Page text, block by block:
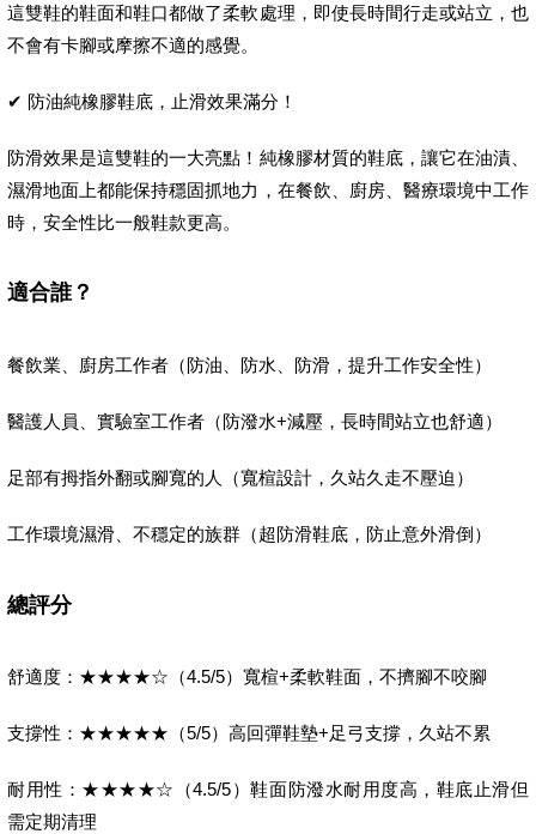
這雙鞋的鞋面和鞋口都做了柔軟處理，即使長時間行走或站立，也
不會有卡腳或摩擦不適的感覺。
✔ 防油純橡膠鞋底，止滑效果滿分！
防滑效果是這雙鞋的一大亮點！純橡膠材質的鞋底，讓它在油漬、
濕滑地面上都能保持穩固抓地力，在餐飲、廚房、醫療環境中工作
時，安全性比一般鞋款更高。
適合誰？
餐飲業、廚房工作者（防油、防水、防滑，提升工作安全性）
醫護人員、實驗室工作者（防潑水+減壓，長時間站立也舒適）
足部有拇指外翻或腳寬的人（寬楦設計，久站久走不壓迫）
工作環境濕滑、不穩定的族群（超防滑鞋底，防止意外滑倒）
總評分
舒適度：★★★★☆（4.5/5）寬楦+柔軟鞋面，不擠腳不咬腳
支撐性：★★★★★（5/5）高回彈鞋墊+足弓支撐，久站不累
耐用性：★★★★☆（4.5/5）鞋面防潑水耐用度高，鞋底止滑但
需定期清理